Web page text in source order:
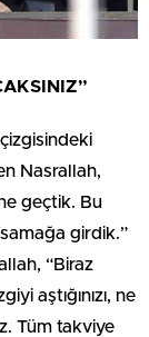
çizgisindeki
Nasrallah,
geçtik. Bu
girdik.”
“Biraz
aştığınızı, ne
Tüm takviye